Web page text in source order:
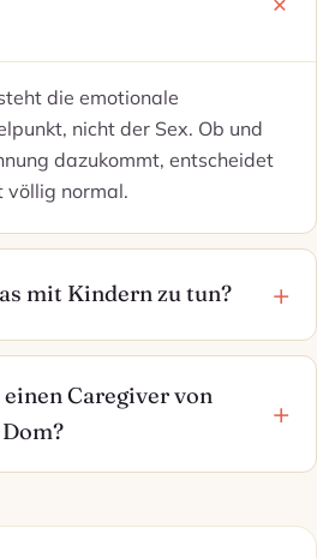
die emotionale
nicht der Sex. Ob und
dazukommt, entscheidet
normal.
mit Kindern zu tun?
Caregiver von